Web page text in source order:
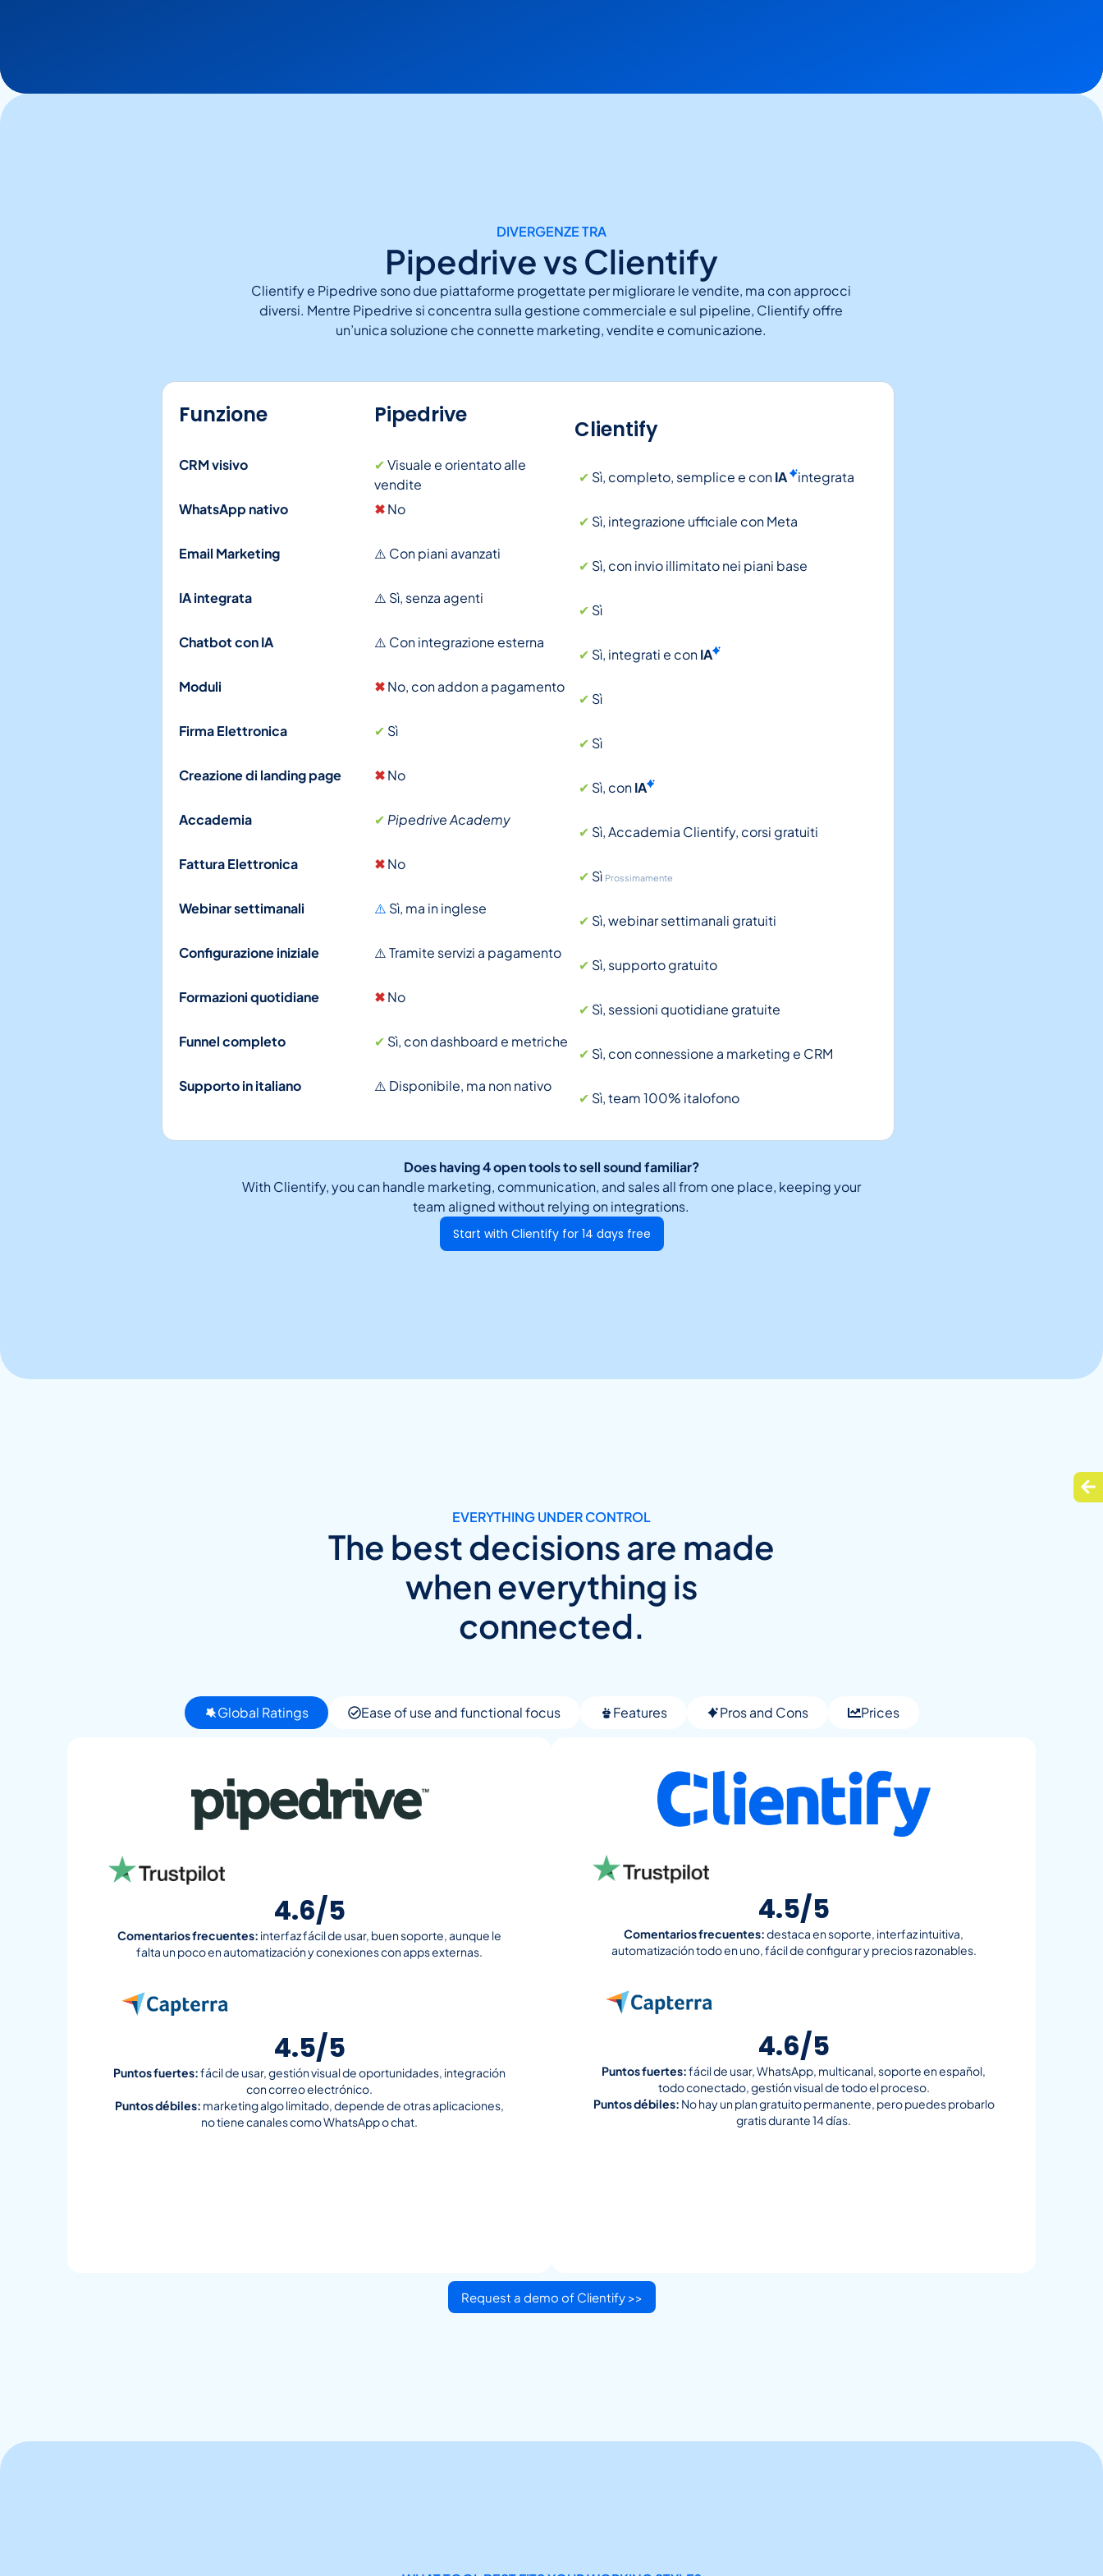
DIVERGENZE TRA
Pipedrive vs Clientify
Clientify e Pipedrive sono due piattaforme progettate per migliorare le vendite, ma con approcci
diversi. Mentre Pipedrive si concentra sulla gestione commerciale e sul pipeline, Clientify offre
un’unica soluzione che connette marketing, vendite e comunicazione.
Funzione Pipedrive
Clientify
CRM visivo ✔Visuale e orientato alle
vendite
✔ Sì, completo, semplice e conIA
integrata
WhatsApp nativo
✖No
✔ Sì, integrazione ufficiale con Meta
Email Marketing
⚠️ Con piani avanzati
✔ Sì, con invio illimitato nei piani base
IA integrata
⚠️ Sì, senza agenti
✔ Sì
Chatbot con IA
⚠️ Con integrazione esterna
✔ Sì, integrati e conIA
Moduli
✖No, con addon a pagamento
✔ Sì
Firma Elettronica
✔ Sì
✔ Sì
Creazione di landing page
✖No
✔ Sì, conIA
Accademia
✔ Pipedrive Academy
✔ Sì, Accademia Clientify, corsi gratuiti
Fattura Elettronica
✖No
✔ Sì Prossimamente
Webinar settimanali ⚠️ Sì, ma in inglese
✔ Sì, webinar settimanali gratuiti
Configurazione iniziale
⚠️ Tramite servizi a pagamento
✔ Sì, supporto gratuito
Formazioni quotidiane
✖No
✔ Sì, sessioni quotidiane gratuite
Funnel completo
✔ Sì, con dashboard e metriche
✔ Sì, con connessione a marketing e CRM
Supporto in italiano
⚠️ Disponibile, ma non nativo
✔ Sì, team 100% italofono
Does having 4 open tools to sell sound familiar?
With Clientify, you can handle marketing, communication, and sales all from one place, keeping your
team aligned without relying on integrations.
Start with Clientify for 14 days free
EVERYTHING UNDER CONTROL
The best decisions are made
when everything is
connected.
Global Ratings Ease of use and functional focus Features Pros and Cons Prices
4.6/5
Comentarios frecuentes: interfaz fácil de usar, buen soporte, aunque le
falta un poco en automatización y conexiones con apps externas.
4.5/5
Puntos fuertes:fácil de usar, gestión visual de oportunidades, integración
con correo electrónico.
Puntos débiles: marketing algo limitado, depende de otras aplicaciones,
no tiene canales como WhatsApp o chat.
4.5/5
Comentarios frecuentes:destaca en soporte, interfaz intuitiva,
automatización todo en uno, fácil de configurar y precios razonables.
4.6/5
Puntos fuertes:fácil de usar, WhatsApp, multicanal, soporte en español,
todo conectado, gestión visual de todo el proceso.
Puntos débiles: No hay un plan gratuito permanente, pero puedes probarlo
gratis durante 14 días.
Request a demo of Clientify >>